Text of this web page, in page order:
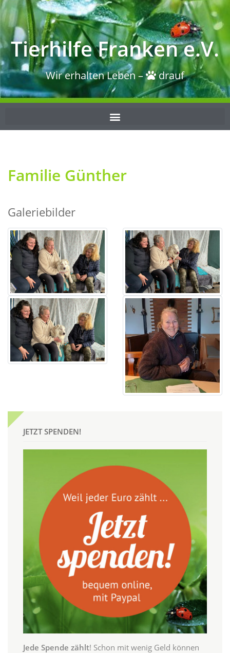
Tierhilfe Franken e.V.
Wir erhalten Leben – drauf
Familie Günther
Galeriebilder
JETZT SPENDEN!
Jede Spende zählt! Schon mit wenig Geld können